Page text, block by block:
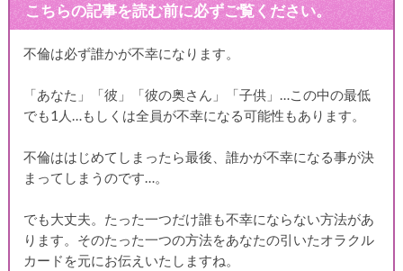
こちらの記事を読む前に必ずご覧ください。
不倫は必ず誰かが不幸になります。
「あなた」「彼」「彼の奥さん」「子供」…この中の最低
でも1人…もしくは全員が不幸になる可能性もあります。
不倫ははじめてしまったら最後、誰かが不幸になる事が決
まってしまうのです…。
でも大丈夫。たった一つだけ誰も不幸にならない方法があ
ります。そのたった一つの方法をあなたの引いたオラクル
カードを元にお伝えいたしますね。